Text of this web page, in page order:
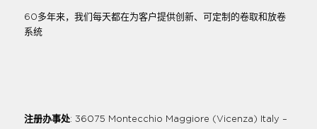
60多年来，我们每天都在为客户提供创新、可定制的卷取和放卷
系统
注册办事处: 36075 Montecchio Maggiore (Vicenza) Italy –